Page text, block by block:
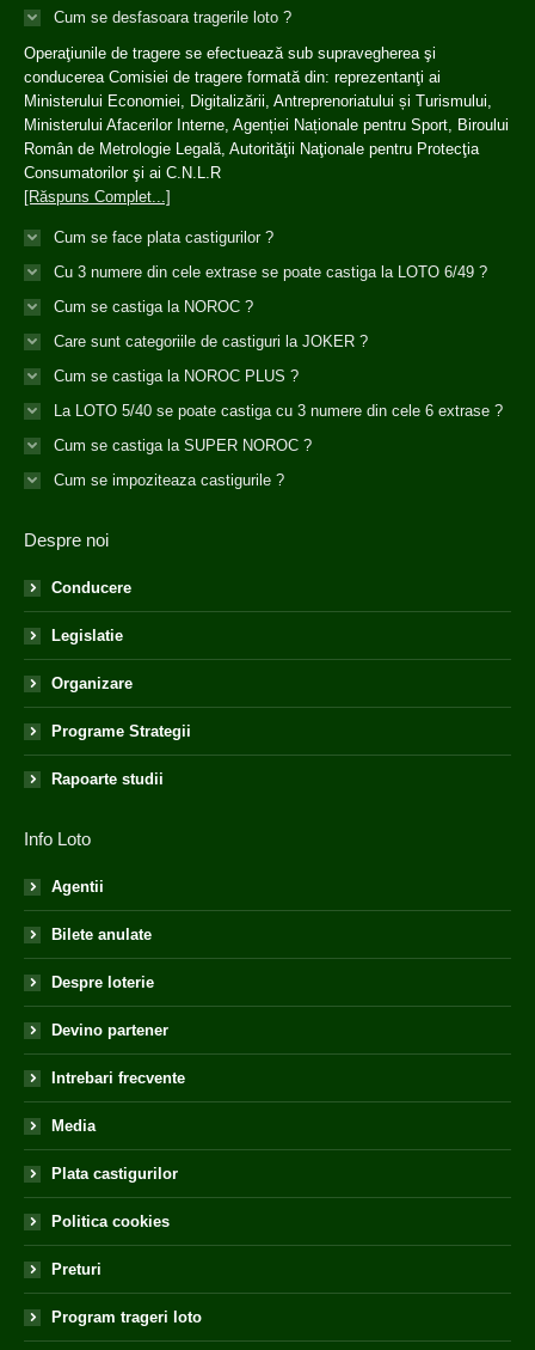
Cum se desfasoara tragerile loto ?
Operaţiunile de tragere se efectuează sub supravegherea şi
conducerea Comisiei de tragere formată din: reprezentanţi ai
Ministerului Economiei, Digitalizării, Antreprenoriatului și Turismului,
Ministerului Afacerilor Interne, Agenției Naționale pentru Sport, Biroului
Român de Metrologie Legală, Autorităţii Naţionale pentru Protecţia
Consumatorilor şi ai C.N.L.R
[Răspuns Complet...]
Cum se face plata castigurilor ?
Cu 3 numere din cele extrase se poate castiga la LOTO 6/49 ?
Cum se castiga la NOROC ?
Care sunt categoriile de castiguri la JOKER ?
Cum se castiga la NOROC PLUS ?
La LOTO 5/40 se poate castiga cu 3 numere din cele 6 extrase ?
Cum se castiga la SUPER NOROC ?
Cum se impoziteaza castigurile ?
Despre noi
Conducere
Legislatie
Organizare
Programe Strategii
Rapoarte studii
Info Loto
Agentii
Bilete anulate
Despre loterie
Devino partener
Intrebari frecvente
Media
Plata castigurilor
Politica cookies
Preturi
Program trageri loto